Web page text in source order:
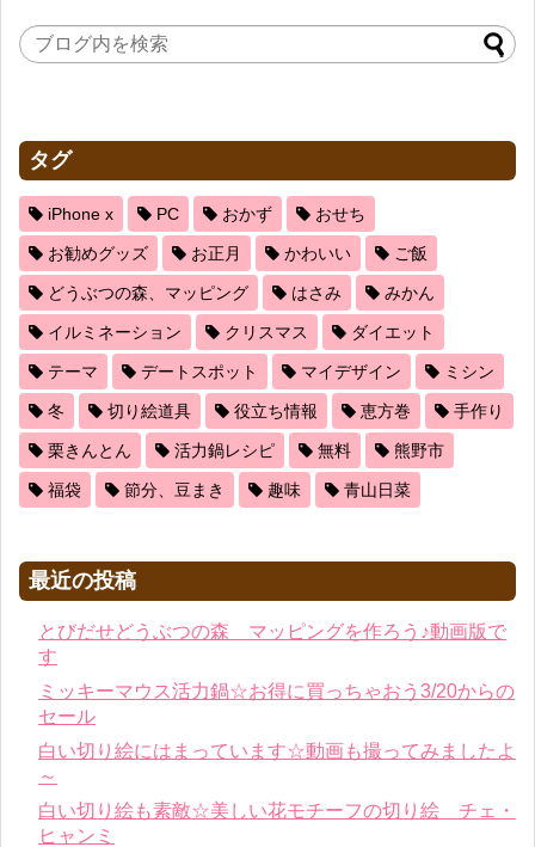
タグ
iPhone x PC おかず おせち
お勧めグッズ お正月 かわいい ご飯
どうぶつの森、マッピング はさみ みかん
イルミネーション クリスマス ダイエット
テーマ デートスポット マイデザイン ミシン
冬 切り絵道具 役立ち情報 恵方巻 手作り
栗きんとん 活力鍋レシピ 無料 熊野市
福袋 節分、豆まき 趣味 青山日菜
最近の投稿
とびだせどうぶつの森 マッピングを作ろう♪動画版で
す
ミッキーマウス活力鍋☆お得に買っちゃおう3/20からの
セール
白い切り絵にはまっています☆動画も撮ってみましたよ
～
白い切り絵も素敵☆美しい花モチーフの切り絵 チェ・
ヒャンミ